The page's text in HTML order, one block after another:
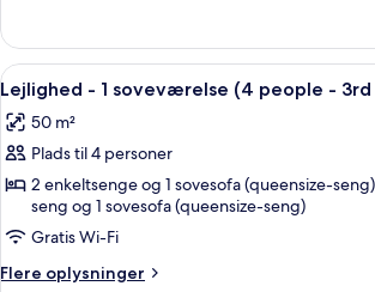
terrasse
(2
people
-
under
roof)
-
soveværelse
terrasse
(2
-
under
roof)
Indlæs
alle
billeder
af
Lejlighed
1
soveværelse
Et
18
Lejlighed - 1 soveværelse (4 people -
50 m²
Plads til 4 personer
2 enkeltsenge og 1 sovesofa (queensize-seng)
seng og 1 sovesofa (queensize-seng)
Gratis Wi-Fi
Flere oplysninger
Flere